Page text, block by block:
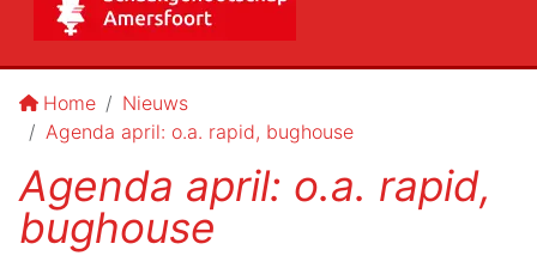
Home
Nieuws
Agenda april: o.a. rapid, bughouse
Agenda april: o.a. rapid,
bughouse